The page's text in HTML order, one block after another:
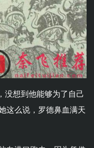
没想到他能够为了自己
这么说，罗德鼻血满天